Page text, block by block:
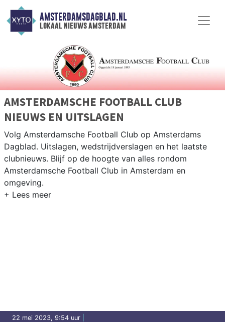
AMSTERDAMSDAGBLAD.NL
lokaal nieuws amsterdam
AMSTERDAMSCHE FOOTBALL CLUB
NIEUWS EN UITSLAGEN
Volg Amsterdamsche Football Club op Amsterdams
Dagblad. Uitslagen, wedstrijdverslagen en het laatste
clubnieuws. Blijf op de hoogte van alles rondom
Amsterdamsche Football Club in Amsterdam en
omgeving.
22 mei 2023, 9:54 uur